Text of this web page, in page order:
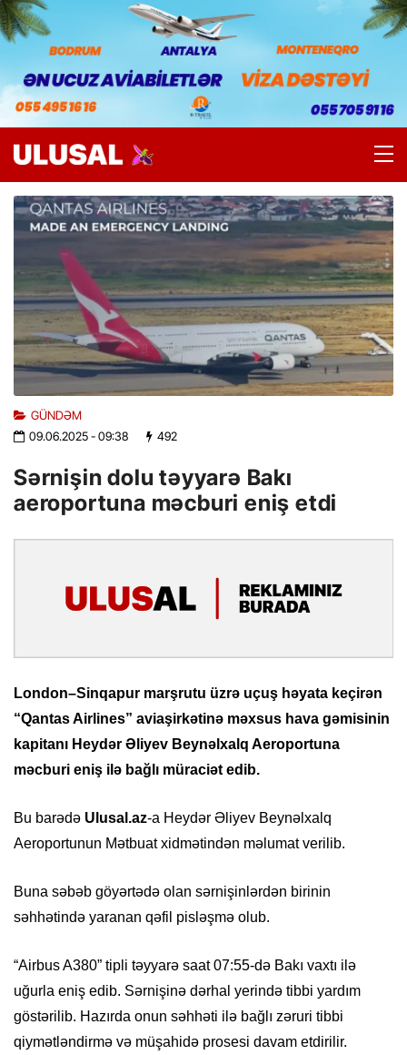
GÜNDƏM
09.06.2025- 09:38 492
Sərnişin dolu təyyarə Bakı
aeroportuna məcburi eniş etdi
London–Sinqapur marşrutu üzrə uçuş həyata keçirən
“Qantas Airlines” aviaşirkətinə məxsus hava gəmisinin
kapitanı Heydər Əliyev Beynəlxalq Aeroportuna
məcburi eniş ilə bağlı müraciət edib.
Bu barədə Ulusal.az-a Heydər Əliyev Beynəlxalq
Aeroportunun Mətbuat xidmətindən məlumat verilib.
Buna səbəb göyərtədə olan sərnişinlərdən birinin
səhhətində yaranan qəfil pisləşmə olub.
“Airbus A380” tipli təyyarə saat 07:55-də Bakı vaxtı ilə
uğurla eniş edib. Sərnişinə dərhal yerində tibbi yardım
göstərilib. Hazırda onun səhhəti ilə bağlı zəruri tibbi
qiymətləndirmə və müşahidə prosesi davam etdirilir.